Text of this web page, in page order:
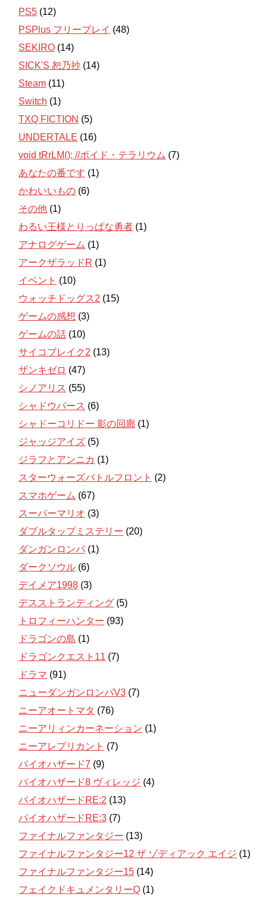
PS5 (12)
PSPlus フリープレイ (48)
SEKIRO (14)
SICK'S 恕乃抄 (14)
Steam (11)
Switch (1)
TXQ FICTION (5)
UNDERTALE (16)
void tRrLM(); //ボイド・テラリウム (7)
あなたの番です (1)
かわいいもの (6)
その他 (1)
わるい王様とりっぱな勇者 (1)
アナログゲーム (1)
アークザラッドR (1)
イベント (10)
ウォッチドッグス2 (15)
ゲームの感想 (3)
ゲームの話 (10)
サイコブレイク2 (13)
ザンキゼロ (47)
シノアリス (55)
シャドウバース (6)
シャドーコリドー 影の回廊 (1)
ジャッジアイズ (5)
ジラフとアンニカ (1)
スターウォーズバトルフロント (2)
スマホゲーム (67)
スーパーマリオ (3)
ダブルタップミステリー (20)
ダンガンロンパ (1)
ダークソウル (6)
デイメア1998 (3)
デスストランディング (5)
トロフィーハンター (93)
ドラゴンの島 (1)
ドラゴンクエスト11 (7)
ドラマ (91)
ニューダンガンロンパV3 (7)
ニーアオートマタ (76)
ニーアリィンカーネーション (1)
ニーアレプリカント (7)
バイオハザード7 (9)
バイオハザード8 ヴィレッジ (4)
バイオハザードRE:2 (13)
バイオハザードRE:3 (7)
ファイナルファンタジー (13)
ファイナルファンタジー12 ザ ゾディアック エイジ (1)
ファイナルファンタジー15 (14)
フェイクドキュメンタリーQ (1)